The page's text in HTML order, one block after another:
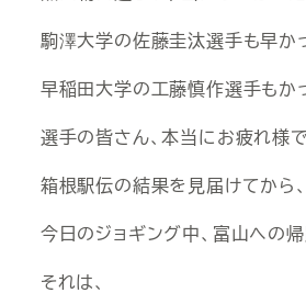
駒澤大学の佐藤圭汰選手も早か
早稲田大学の工藤慎作選手もか
選手の皆さん、本当にお疲れ様で
箱根駅伝の結果を見届けてから
今日のジョギング中、富山への
それは、